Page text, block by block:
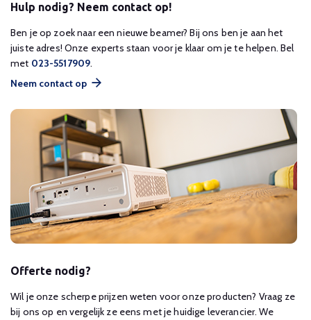
Hulp nodig? Neem contact op!
Ben je op zoek naar een nieuwe beamer? Bij ons ben je aan het
juiste adres! Onze experts staan voor je klaar om je te helpen. Bel
met 023-5517909.
Neem contact op
Offerte nodig?
Wil je onze scherpe prijzen weten voor onze producten? Vraag ze
bij ons op en vergelijk ze eens met je huidige leverancier. We